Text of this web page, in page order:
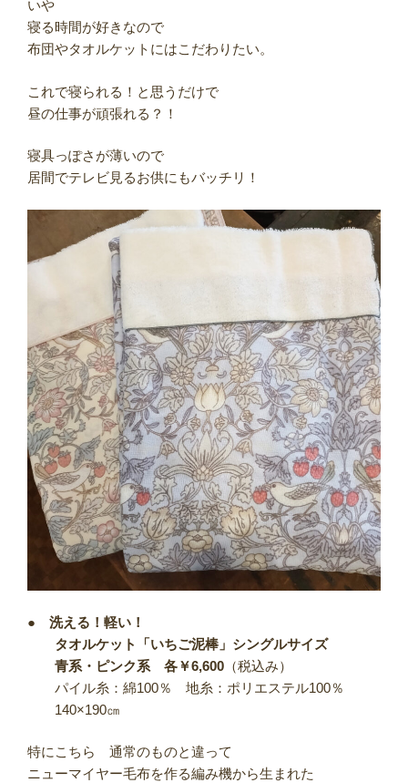
いや
寝る時間が好きなので
布団やタオルケットにはこだわりたい。
これで寝られる！と思うだけで
昼の仕事が頑張れる？！
寝具っぽさが薄いので
居間でテレビ見るお供にもバッチリ！
● 洗える！軽い！
タオルケット「いちご泥棒」シングルサイズ
青系・ピンク系 各￥6,600 （税込み）
パイル糸：綿100％ 地糸：ポリエステル100％
140×190㎝
特にこちら 通常のものと違って
ニューマイヤー毛布を作る編み機から生まれた